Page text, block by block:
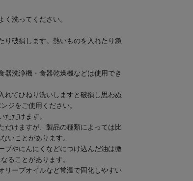
く洗ってください。
り破損します。熱いものを入れたり急
器洗浄機・食器乾燥機などは使用でき
れてひねり洗いしますと破損し思わぬ
ジをご使用ください。
ただけます。
だけますが、製品の種類によっては比
いことがあります。
ブやにんにくなどにつけ込んだ油は微
ることがあります。
リーブオイルなど常温で固化しやすい